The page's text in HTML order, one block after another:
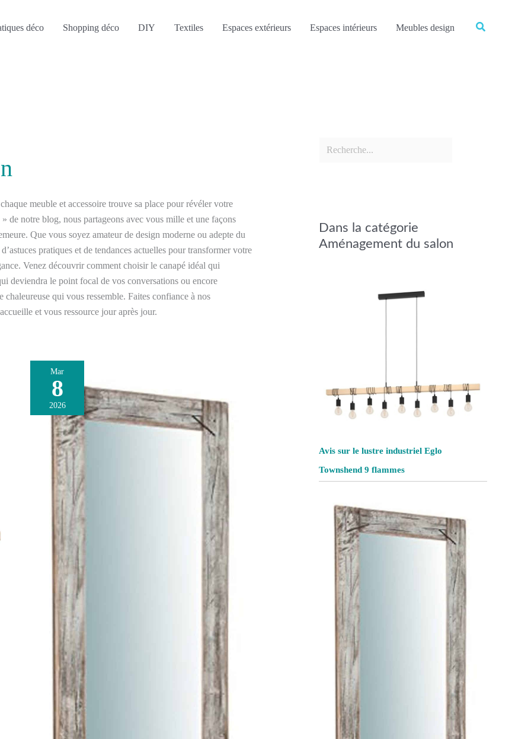
déco Shopping déco DIY Textiles Espaces extérieurs Espaces intérieurs Meubles design Rechercher
meuble et accessoire trouve sa place pour révéler votre
de notre blog, nous partageons avec vous mille et une façons
Que vous soyez amateur de design moderne ou adepte du
pratiques et de tendances actuelles pour transformer votre
Venez découvrir comment choisir le canapé idéal qui
deviendra le point focal de vos conversations ou encore
qui vous ressemble. Faites confiance à nos
et vous ressource jour après jour.
Mar
8
2026
Avis
sur
le
miroir
mural
XXL
Biscottini
180x4x65
cm
Dans la catégorie
Aménagement du salon
Avis sur le lustre industriel Eglo
Townshend 9 flammes